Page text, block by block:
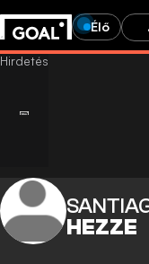
Élő
HEZZE